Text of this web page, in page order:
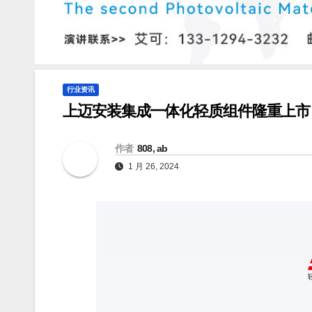
行业资讯
上迈安装集成一体化轻质组件隆重上
作者 808, ab
1 月 26, 2024